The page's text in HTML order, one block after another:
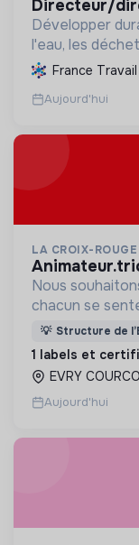
directeur/
Développer
l'eau, les
la population,
et promouvant
France Travail
Aujourd'hui
LA CROIX-
Nous
chacun se
nous
d’engagement
💡 Structure de
1 labels et
EVRY
Aujourd'hui